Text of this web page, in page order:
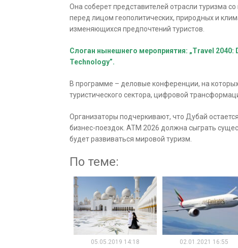
Она соберет представителей отрасли туризма
перед лицом геополитических, природных и
изменяющихся предпочтений туристов.
Слоган нынешнего мероприятия: „Travel
Technology”.
В программе – деловые конференции, на
туристического сектора, цифровой
Организаторы подчеркивают, что Дубай
бизнес-поездок. ATM 2026 должна сыграть
будет развиваться мировой туризм.
По теме:
05.05.2019 14:18
02.01.2021 16:55